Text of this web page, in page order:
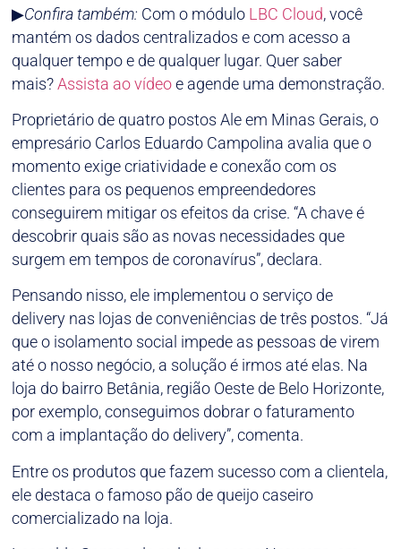
▶Confira também: Com o módulo LBC Cloud, você
mantém os dados centralizados e com acesso a
qualquer tempo e de qualquer lugar. Quer saber
mais?Assista ao vídeoe agende uma demonstração.
Proprietário de quatro postos Ale em Minas Gerais, o
empresário Carlos Eduardo Campolina avalia que o
momento exige criatividade e conexão com os
clientes para os pequenos empreendedores
conseguirem mitigar os efeitos da crise. “A chave é
descobrir quais são as novas necessidades que
surgem em tempos de coronavírus”, declara.
Pensando nisso, ele implementou o serviço de
delivery nas lojas de conveniências de três postos. “Já
que o isolamento social impede as pessoas de virem
até o nosso negócio, a solução é irmos até elas. Na
loja do bairro Betânia, região Oeste de Belo Horizonte,
por exemplo, conseguimos dobrar o faturamento
com a implantação do delivery”, comenta.
Entre os produtos que fazem sucesso com a clientela,
ele destaca o famoso pão de queijo caseiro
comercializado na loja.